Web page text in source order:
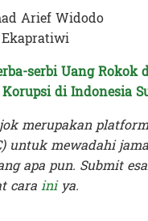
Arief Widodo
serbi Uang Rokok
di Indonesia
merupakan
untuk mewadahi
apa pun. Submit
carainiya.